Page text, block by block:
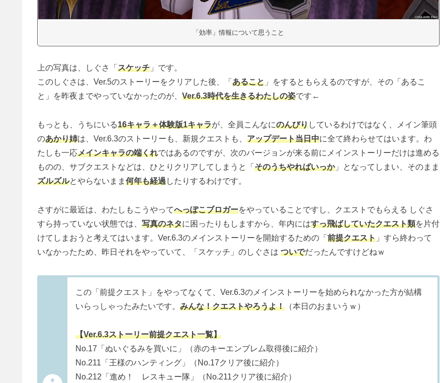
「効率」情報について思うこと
上の写真は、しぐさ「 スケッチ 」です。
このしぐさは、Ver.5のストーリーをクリアした後、「 あること 」をするともらえるのですが、その「あるこ
と」を昨夜までやっていなかったのが、 Ver.6.3時代を生きるわたしの姿です←
もっとも、うちにいる16キャラ＋体験版1キャラが、全員こんなにのんびりしているわけではなく、メイン筆頭
のあかり姉は、Ver.6.3のストーリーも、新規クエストも、 アップデート当日中に全て終わらせてはいます。わ
たしも一応メインキャラの端くれではあるのですが、次のバージョンが来る前にメインストーリーだけは進める
ものの、サブクエストなどは、ひとりクリアしてしまうと「 そのうちやればいっか」となってしまい、そのまま
ズルズルとやらないまま 何年も経過したりするわけです。
さすがに最近は、わたしもこうやってへっぽこブロガーをやっていることですし、クエストでもらえる しぐさ
すら持っていない状態では、 写真のネタに困ったりもしますから、年内にはすっ飛ばしていたクエスト類を片付
けてしまおうと考えてはいます。Ver.6.3のメインストーリーを開始するための「 前提クエスト 」すら終わって
いなかったため、昨日それをやっていて、「スケッチ」のしぐさは ついでだったんですけどねｗ
この「前提クエスト」をやってなくて、Ver.6.3のメインストーリーを始められなかった方が結構
いらっしゃったみたいです。 みんな！クエストやろうよ！ （本日のおまいうｗ）
【Ver.6.3ストーリー前提クエスト一覧】
No.17「ぬいぐるみを買いに」（赤のキーエンブレム取得後に紹介）
No.211「王様のハンティング」（No.17クリア後に紹介）
No.212「進め！ レスキュー隊」（No.211クリア後に紹介）